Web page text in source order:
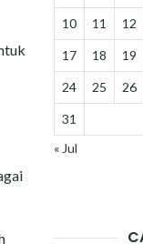
10 11 12
17 18 19
24 25 26
31
« Jul